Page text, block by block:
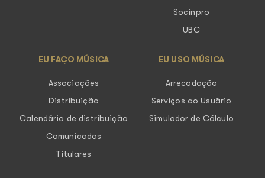
Socinpro
UBC
EU FAÇO MÚSICA
Associações
Distribuição
Calendário de distribuição
Comunicados
Titulares
EU USO MÚSICA
Arrecadação
Serviços ao Usuário
Simulador de Cálculo